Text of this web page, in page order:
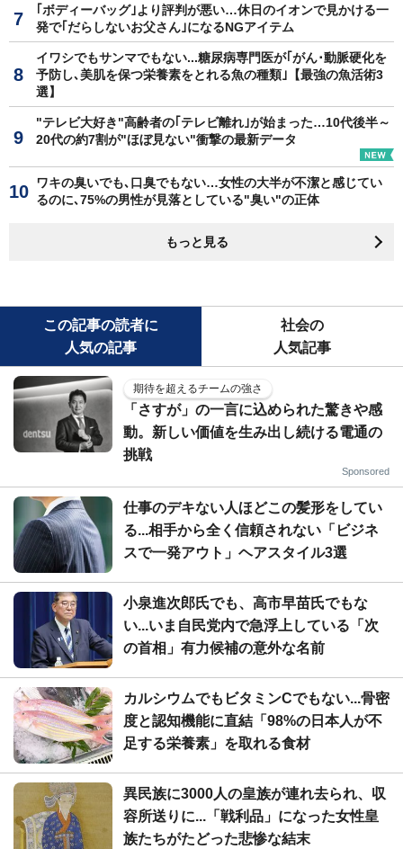
｢ボディーバッグ｣より評判が悪い…休日のイオンで見かける一
発で｢だらしないお父さん｣になるNGアイテム
イワシでもサンマでもない...糖尿病専門医が｢がん･動脈硬化を
予防し､美肌を保つ栄養素をとれる魚の種類｣【最強の魚活術3
選】
"テレビ大好き"高齢者の｢テレビ離れ｣が始まった…10代後半～
20代の約7割が"ほぼ見ない"衝撃の最新データ
ワキの臭いでも､口臭でもない…女性の大半が不潔と感じてい
るのに､75%の男性が見落としている"臭い"の正体
もっと見る
この記事の読者に
人気の記事
社会の
人気記事
期待を超えるチームの強さ
「さすが」の一言に込められた驚きや感
動。新しい価値を生み出し続ける電通の
挑戦
Sponsored
仕事のデキない人ほどこの髪形をしてい
る...相手から全く信頼されない「ビジネ
スで一発アウト」ヘアスタイル3選
小泉進次郎氏でも、高市早苗氏でもな
い...いま自民党内で急浮上している「次
の首相」有力候補の意外な名前
カルシウムでもビタミンCでもない...骨密
度と認知機能に直結「98%の日本人が不
足する栄養素」を取れる食材
異民族に3000人の皇族が連れ去られ、収
容所送りに...「戦利品」になった女性皇
族たちがたどった悲惨な結末